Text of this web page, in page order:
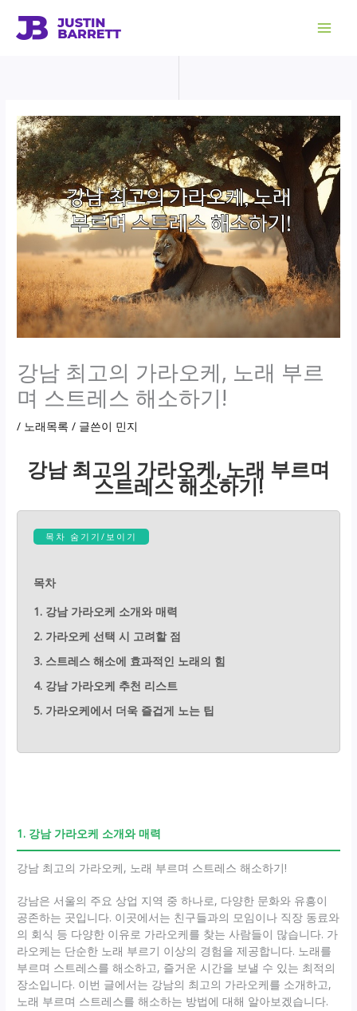
강남 최고의 가라오케, 노래 부르
며 스트레스 해소하기!
/ 노래목록 / 글쓴이 민지
강남 최고의 가라오케, 노래 부르며
스트레스 해소하기!
목차 숨기기/보이기
목차
1. 강남 가라오케 소개와 매력
2. 가라오케 선택 시 고려할 점
3. 스트레스 해소에 효과적인 노래의 힘
4. 강남 가라오케 추천 리스트
5. 가라오케에서 더욱 즐겁게 노는 팁
1. 강남 가라오케 소개와 매력
강남 최고의 가라오케, 노래 부르며 스트레스 해소하기!
강남은 서울의 주요 상업 지역 중 하나로, 다양한 문화와 유흥이
공존하는 곳입니다. 이곳에서는 친구들과의 모임이나 직장 동료와
의 회식 등 다양한 이유로 가라오케를 찾는 사람들이 많습니다. 가
라오케는 단순한 노래 부르기 이상의 경험을 제공합니다. 노래를
부르며 스트레스를 해소하고, 즐거운 시간을 보낼 수 있는 최적의
장소입니다. 이번 글에서는 강남의 최고의 가라오케를 소개하고,
노래 부르며 스트레스를 해소하는 방법에 대해 알아보겠습니다.